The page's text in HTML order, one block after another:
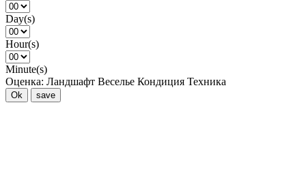
Day(s)
Hour(s)
Minute(s)
Оценка: Ландшафт Веселье Кондиция Техника
Ok save